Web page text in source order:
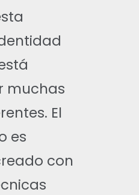
muchas
El
es
con